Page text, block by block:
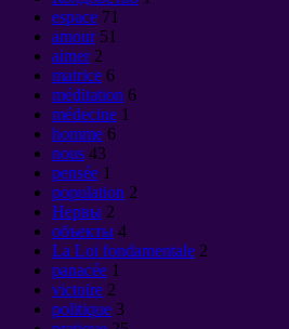
espace 71
amour 51
aimer 2
matrice 6
méditation 6
médecine 1
homme 6
nous 43
pensée 1
population 2
Нервы 2
объекты 4
La Loi fondamentale 2
panacée 1
victoire 2
politique 3